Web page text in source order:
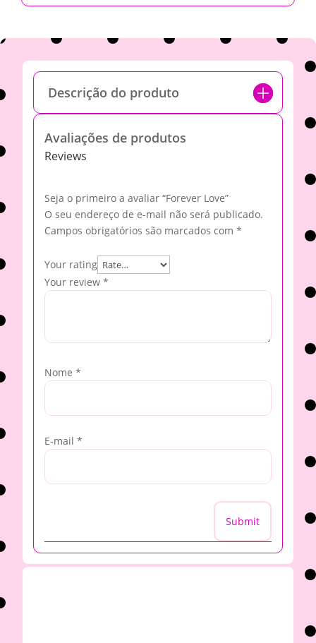
Descrição do produto
Avaliações de produtos
Reviews
Seja o primeiro a avaliar “Forever Love”
O seu endereço de e-mail não será publicado.
Campos obrigatórios são marcados com *
Your rating
Your review *
Nome *
E-mail *
Submit